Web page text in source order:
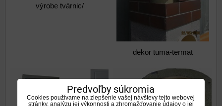
výrobe tvárnic/
dekor tuma-termat
Predvoľby súkromia
Cookies používame na zlepšenie vašej návštevy tejto webovej
stránky, analýzu jej výkonnosti a zhromažďovanie údajov o jej